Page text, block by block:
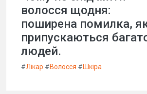
волосся щодня:
поширена помилка,
припускаються
людей.
#Лікар #Волосся #Шкіра